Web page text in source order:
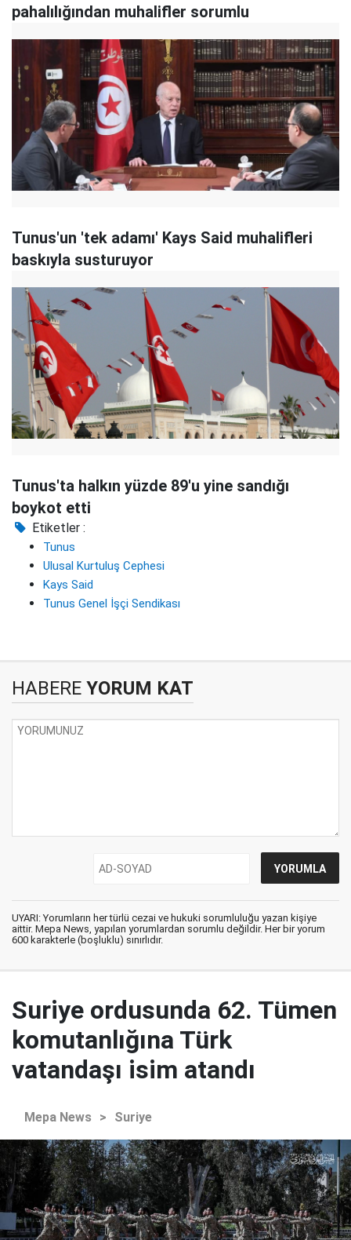
pahalılığından muhalifler sorumlu
Tunus'un 'tek adamı' Kays Said muhalifleri
baskıyla susturuyor
Tunus'ta halkın yüzde 89'u yine sandığı
boykot etti
Etiketler :
Tunus
Ulusal Kurtuluş Cephesi
Kays Said
Tunus Genel İşçi Sendikası
HABERE YORUM KAT
UYARI: Yorumların her türlü cezai ve hukuki sorumluluğu yazan kişiye
aittir. Mepa News, yapılan yorumlardan sorumlu değildir. Her bir yorum
600 karakterle (boşluklu) sınırlıdır.
Suriye ordusunda 62. Tümen
komutanlığına Türk
vatandaşı isim atandı
Mepa News > Suriye